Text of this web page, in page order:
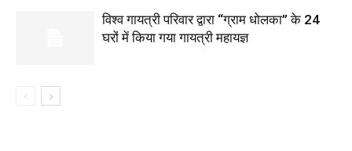
विश्व गायत्री परिवार द्वारा “ग्राम धोलका” के 24
घरों में किया गया गायत्री महायज्ञ